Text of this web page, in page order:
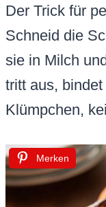
Der Trick für
Schneid die
sie in Milch
tritt aus,
Klümpchen,
Merken